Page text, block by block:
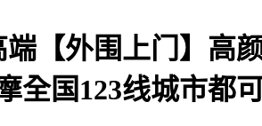
端【外围上门】高
全国123线城市都